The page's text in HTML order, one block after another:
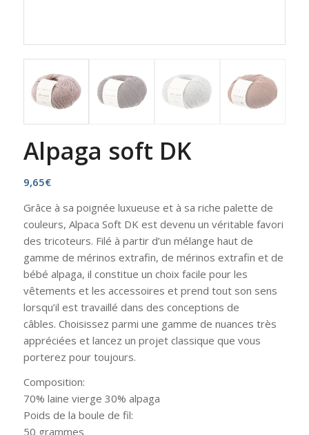
Alpaga soft DK
9,65€
Grâce à sa poignée luxueuse et à sa riche palette de
couleurs, Alpaca Soft DK est devenu un véritable favori
des tricoteurs. Filé à partir d’un mélange haut de
gamme de mérinos extrafin, de mérinos extrafin et de
bébé alpaga, il constitue un choix facile pour les
vêtements et les accessoires et prend tout son sens
lorsqu’il est travaillé dans des conceptions de
câbles. Choisissez parmi une gamme de nuances très
appréciées et lancez un projet classique que vous
porterez pour toujours.
Composition:
70% laine vierge 30% alpaga
Poids de la boule de fil:
50 grammes